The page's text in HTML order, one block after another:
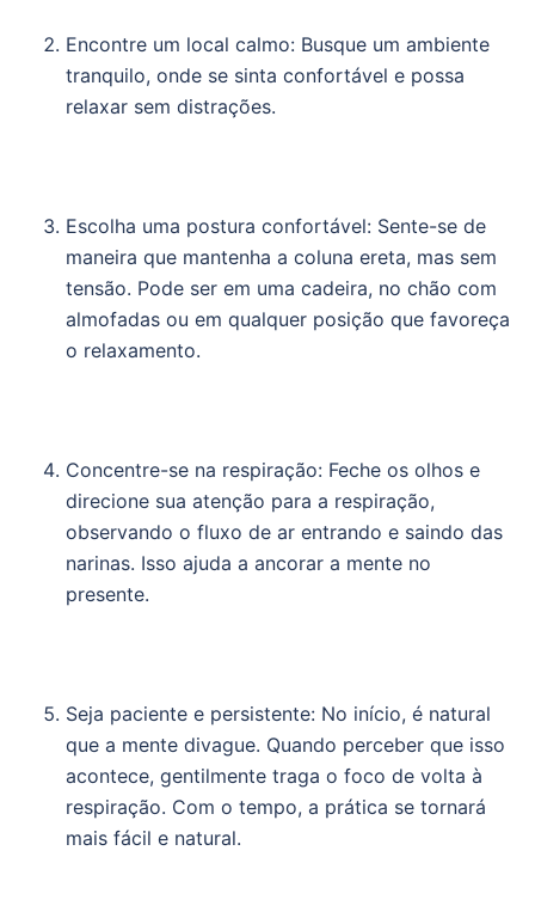
Encontre um local calmo: Busque um ambiente
tranquilo, onde se sinta confortável e possa
relaxar sem distrações.
Escolha uma postura confortável: Sente-se de
maneira que mantenha a coluna ereta, mas sem
tensão. Pode ser em uma cadeira, no chão com
almofadas ou em qualquer posição que favoreça
o relaxamento.
Concentre-se na respiração: Feche os olhos e
direcione sua atenção para a respiração,
observando o fluxo de ar entrando e saindo das
narinas. Isso ajuda a ancorar a mente no
presente.
Seja paciente e persistente: No início, é natural
que a mente divague. Quando perceber que isso
acontece, gentilmente traga o foco de volta à
respiração. Com o tempo, a prática se tornará
mais fácil e natural.